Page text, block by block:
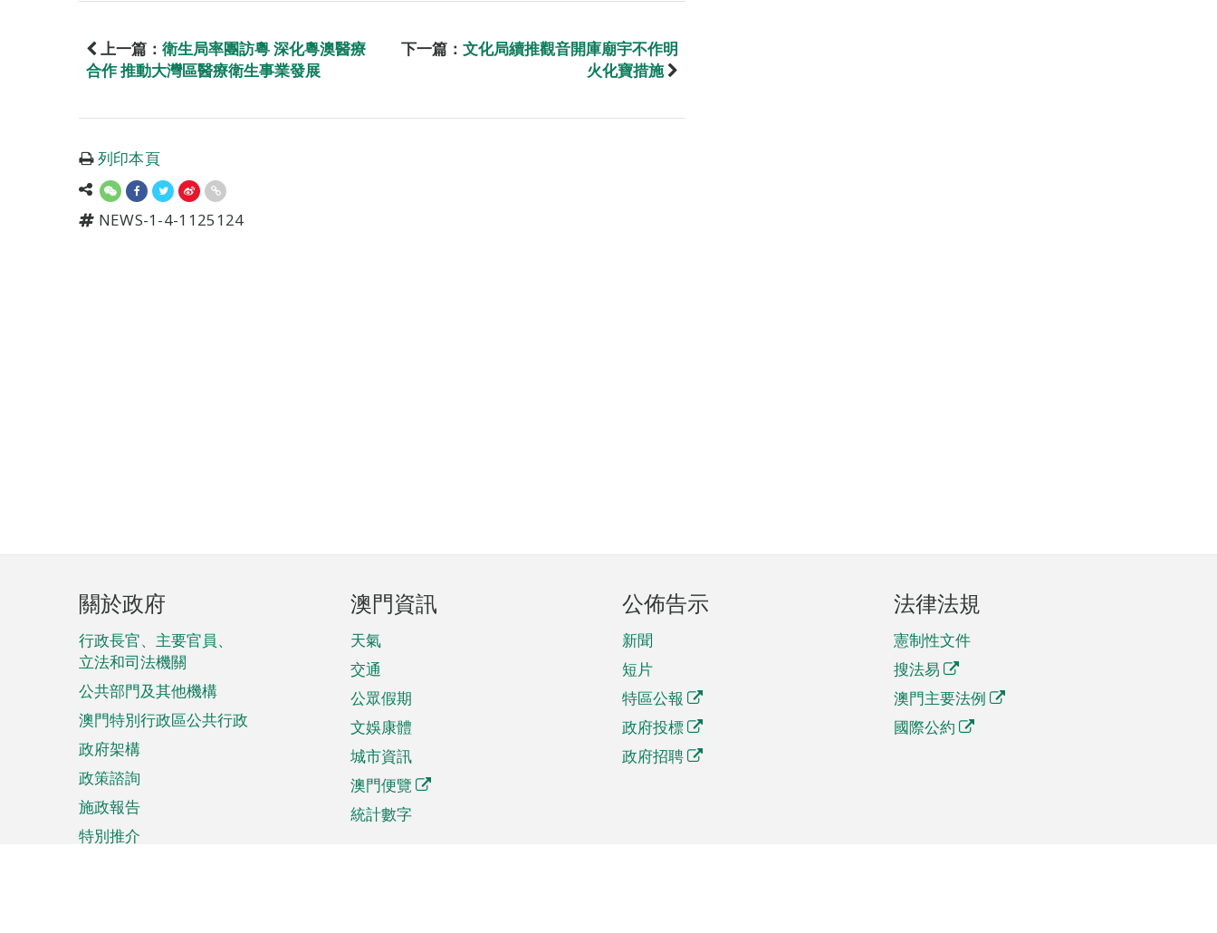
上一篇： 衛生局率團訪粵 深化粵澳醫療
合作 推動大灣區醫療衛生事業發展
下一篇： 文化局續推觀音開庫廟宇不作明
火化寶措施
列印本頁
NEWS-1-4-1125124
頁
腳
菜
單
關於政府
行政長官、主要官員、
立法和司法機關
公共部門及其他機構
澳門特別行政區公共行政
政府架構
政策諮詢
施政報告
特別推介
澳門資訊
天氣
交通
公眾假期
文娛康體
城市資訊
澳門便覽
統計數字
公佈告示
新聞
短片
特區公報
政府投標
政府招聘
法律法規
憲制性文件
搜法易
澳門主要法例
國際公約